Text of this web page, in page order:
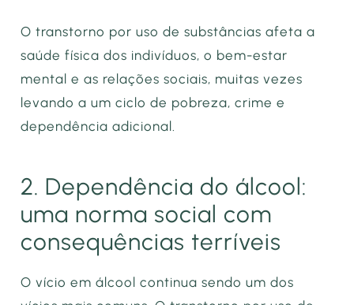
O transtorno por uso de substâncias afeta a
saúde física dos indivíduos, o bem-estar
mental e as relações sociais, muitas vezes
levando a um ciclo de pobreza, crime e
dependência adicional.
2. Dependência do álcool:
uma norma social com
consequências terríveis
O vício em álcool continua sendo um dos